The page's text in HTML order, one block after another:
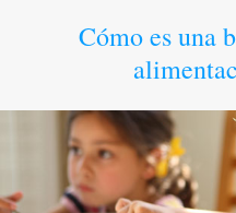
Cómo es una